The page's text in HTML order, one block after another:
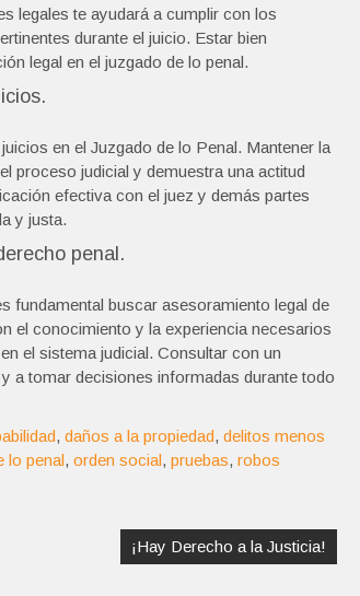
legales te ayudará a cumplir con los
durante el juicio. Estar bien
legal en el juzgado de lo penal.
en el Juzgado de lo Penal. Mantener la
proceso judicial y demuestra una actitud
efectiva con el juez y demás partes
y justa.
penal.
fundamental buscar asesoramiento legal de
el conocimiento y la experiencia necesarios
el sistema judicial. Consultar con un
a tomar decisiones informadas durante todo
, daños a la propiedad, delitos menos
lo penal, orden social, pruebas, robos
¡Hay Derecho a la Justicia!